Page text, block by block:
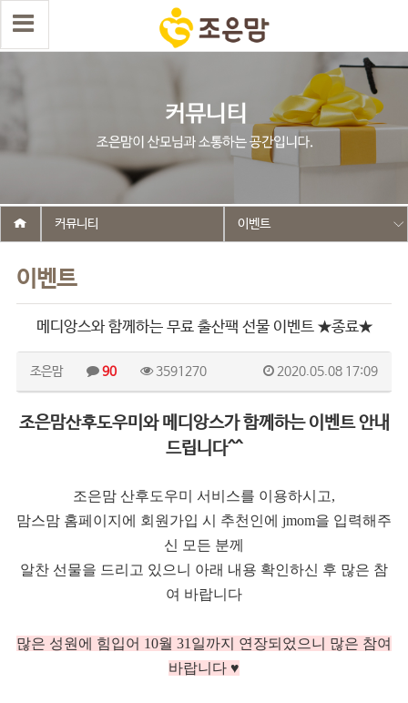
이벤트
커뮤니티 이벤트
메디앙스와 함께하는 무료 출산팩 선물 이벤트 ★종료★
조은맘 90 3591270 2020.05.08 17:09
조은맘산후도우미와 메디앙스가 함께하는 이벤트 안내
드립니다^^
조은맘 산후도우미 서비스를 이용하시고,
맘스맘 홈페이지에 회원가입 시 추천인에 jmom을 입력해주
신 모든 분께
알찬 선물을 드리고 있으니 아래 내용 확인하신 후 많은 참
여 바랍니다
많은 성원에 힘입어 10월 31일까지 연장되었으니 많은 참여
바랍니다 ♥